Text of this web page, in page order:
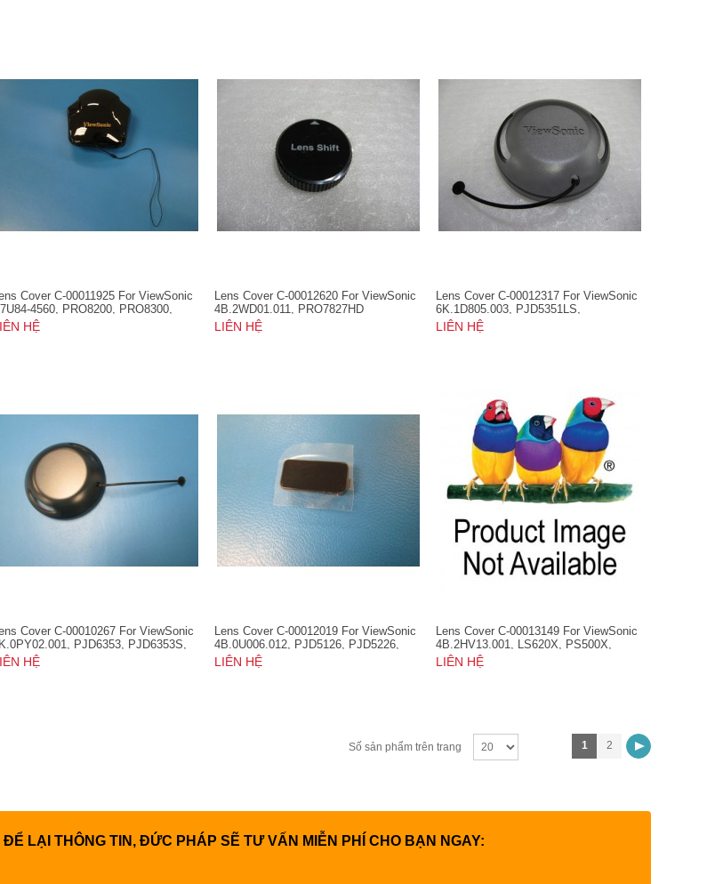
Cover C-00011925 For ViewSonic
4560, PRO8200, PRO8300,
PRO8450W, PRO8500,
PRO8600
HỆ
Lens Cover C-00012620 For ViewSonic
4B.2WD01.011, PRO7827HD
LIÊN HỆ
Lens Cover C-00012317 For ViewSonic
6K.1D805.003, PJD5351LS,
PJD5353LS, PJD5553LWS,
PJD6352LS, PJD6552LWS
LIÊN HỆ
Cover C-00010267 For ViewSonic
PJD6353, PJD6353S,
PJD6383S, PJD6683W,
PJD7382, PJD7383,
HỆ
Lens Cover C-00012019 For ViewSonic
4B.0U006.012, PJD5126, PJD5226,
PJD5232L, PJD5234L, PJD6223,
PJD6253, PJD6353, PJD6353S,
LIÊN HỆ
Lens Cover C-00013149 For ViewSonic
4B.2HV13.001, LS620X, PS500X,
PS501W, PS501X, PS600W, PS600X
LIÊN HỆ
Số sản phẩm trên trang 1 2
ĐỂ LẠI THÔNG TIN, ĐỨC PHÁP SẼ TƯ VẤN MIỄN PHÍ CHO BẠN NGAY: